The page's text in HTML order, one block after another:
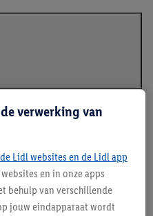
verwerking van
Lidl websites en de Lidl app
en in onze apps
behulp van verschillende
jouw eindapparaat wordt